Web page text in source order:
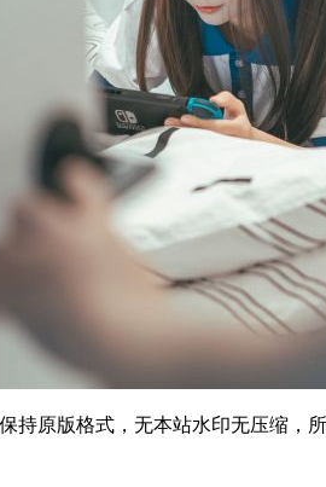
持原版格式，无本站水印无压缩，